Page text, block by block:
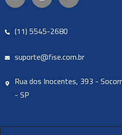
(11) 5545-2680
suporte@fise.com.br
Rua dos Inocentes, 393 -
- SP